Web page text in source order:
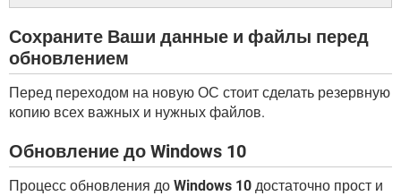
Сохраните Ваши данные и файлы перед
обновлением
Перед переходом на новую ОС стоит сделать резервную
копию всех важных и нужных файлов.
Обновление до Windows 10
Процесс обновления до Windows 10 достаточно прост и